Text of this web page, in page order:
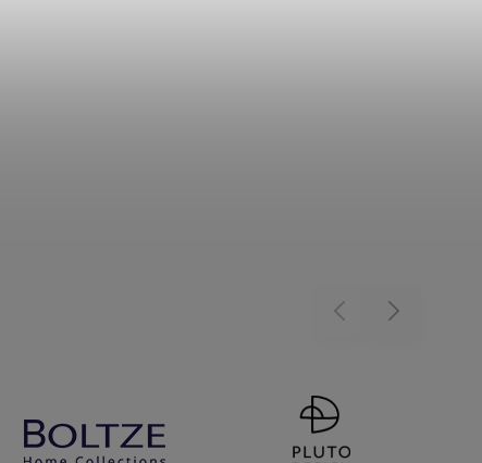
Previous Next